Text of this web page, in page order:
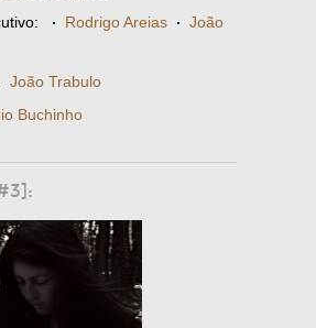
· Rodrigo Areias · João
João Trabulo
Buchinho